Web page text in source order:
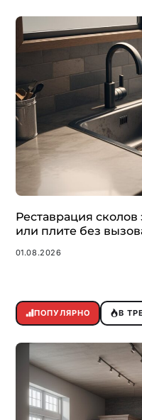
Реставрация
или плите без
01.08.2026
ПОПУЛЯРНО В